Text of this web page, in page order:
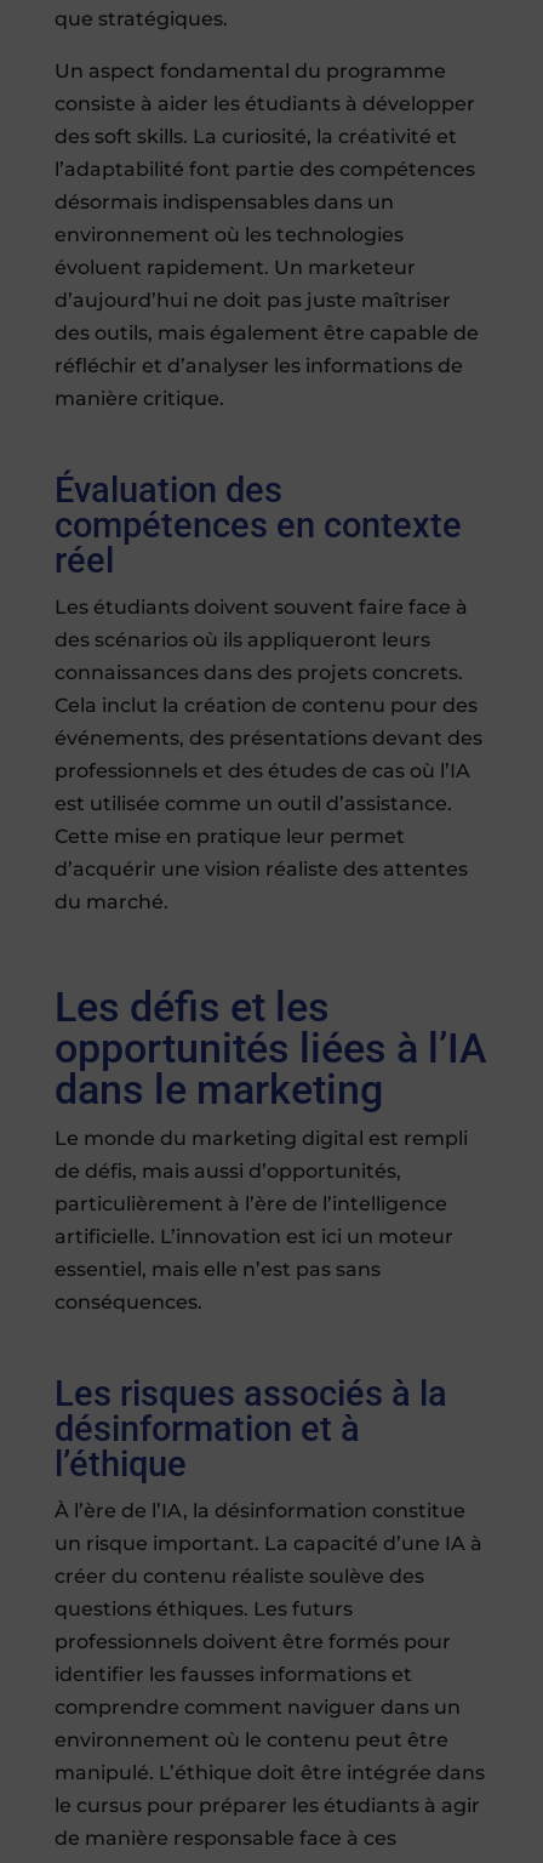
que stratégiques.
Un aspect fondamental du programme
consiste à aider les étudiants à développer
des soft skills. La curiosité, la créativité et
l’adaptabilité font partie des compétences
désormais indispensables dans un
environnement où les technologies
évoluent rapidement. Un marketeur
d’aujourd’hui ne doit pas juste maîtriser
des outils, mais également être capable de
réfléchir et d’analyser les informations de
manière critique.
Évaluation des
compétences en contexte
réel
Les étudiants doivent souvent faire face à
des scénarios où ils appliqueront leurs
connaissances dans des projets concrets.
Cela inclut la création de contenu pour des
événements, des présentations devant des
professionnels et des études de cas où l’IA
est utilisée comme un outil d’assistance.
Cette mise en pratique leur permet
d’acquérir une vision réaliste des attentes
du marché.
Les défis et les
opportunités liées à l’IA
dans le marketing
Le monde du marketing digital est rempli
de défis, mais aussi d’opportunités,
particulièrement à l’ère de l’intelligence
artificielle. L’innovation est ici un moteur
essentiel, mais elle n’est pas sans
conséquences.
Les risques associés à la
désinformation et à
l’éthique
À l’ère de l’IA, la désinformation constitue
un risque important. La capacité d’une IA à
créer du contenu réaliste soulève des
questions éthiques. Les futurs
professionnels doivent être formés pour
identifier les fausses informations et
comprendre comment naviguer dans un
environnement où le contenu peut être
manipulé. L’éthique doit être intégrée dans
le cursus pour préparer les étudiants à agir
de manière responsable face à ces